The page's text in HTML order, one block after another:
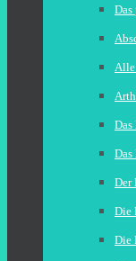
Das
Alle
Der
Die
Die